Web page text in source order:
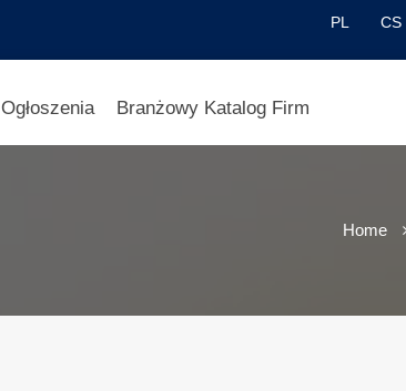
PL CS
Ogłoszenia Branżowy Katalog Firm
Home